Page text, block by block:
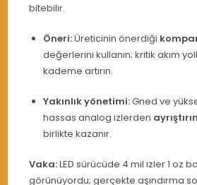
bitebilir.
Öneri:Üreticinin önerdiği
değerlerini kullanın; kritik akım
kademe artırın.
Yakınlık yönetimi:Gned ve
hassas analog izlerden
birlikte kazanır.
Vaka:LED sürücüde 4 mil izler 1 oz
görünüyordu; gerçekte aşındırma